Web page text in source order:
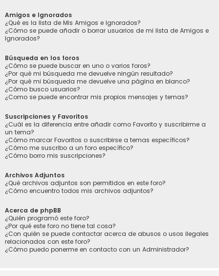
Amigos e Ignorados
¿Qué es la lista de Mis Amigos e Ignorados?
¿Cómo se puede añadir o borrar usuarios de mi lista de Amigos e
Ignorados?
Búsqueda en los foros
¿Cómo se puede buscar en uno o varios foros?
¿Por qué mi búsqueda me devuelve ningún resultado?
¿Por qué mi búsqueda me devuelve una página en blanco?
¿Cómo busco usuarios?
¿Como se puede encontrar mis propios mensajes y temas?
Suscripciones y Favoritos
¿Cuál es la diferencia entre añadir como Favorito y suscribirme a
un tema?
¿Cómo marcar Favoritos o suscribirse a temas específicos?
¿Cómo me suscribo a un foro específico?
¿Cómo borro mis suscripciones?
Archivos Adjuntos
¿Qué archivos adjuntos son permitidos en este foro?
¿Cómo encuentro todos mis archivos adjuntos?
Acerca de phpBB
¿Quién programó este foro?
¿Por qué este foro no tiene tal cosa?
¿Con quién se puede contactar acerca de abusos o usos ilegales
relacionados con este foro?
¿Cómo puedo ponerme en contacto con un Administrador?